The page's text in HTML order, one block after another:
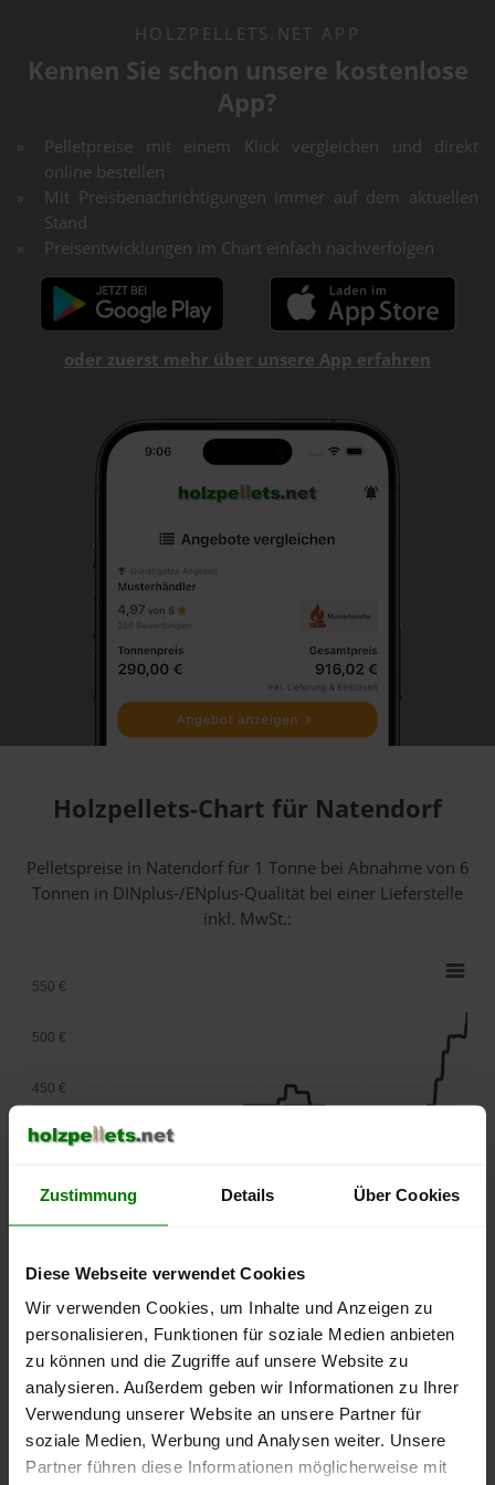
Zustimmung Details Über Cookies
Diese Webseite verwendet Cookies
Wir verwenden Cookies, um Inhalte und Anzeigen zu
personalisieren, Funktionen für soziale Medien anbieten
zu können und die Zugriffe auf unsere Website zu
analysieren. Außerdem geben wir Informationen zu Ihrer
Verwendung unserer Website an unsere Partner für
soziale Medien, Werbung und Analysen weiter. Unsere
Partner führen diese Informationen möglicherweise mit
HOLZPELLETS.NET APP
Kennen Sie schon unsere kostenlose
App?
Pelletpreise mit einem Klick vergleichen und direkt
online bestellen
Mit Preisbenachrichtigungen immer auf dem aktuellen
Stand
Preisentwicklungen im Chart einfach nachverfolgen
oder zuerst mehr über unsere App erfahren
Holzpellets-Chart für Natendorf
Pelletspreise in Natendorf für 1 Tonne bei Abnahmevon 6
Tonnen in DINplus-/ENplus-Qualität bei einer Lieferstelle
inkl. MwSt.:
lose Ware Sackware
September
Januar
Mai
350 €
400 €
450 €
500 €
550 €
Die aktuelle Preisentwicklung für Holzpellets in Deutschland
können Sie jederzeit auf unsererPelletspreise -Seite
nachvollziehen.